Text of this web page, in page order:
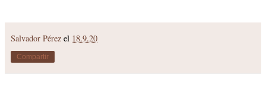
Salvador Pérez el 18.9.20
Compartir